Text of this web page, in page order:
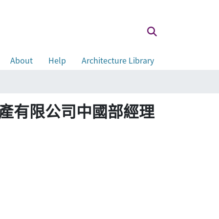
About Help
Architecture Library
有限公司中國部經理